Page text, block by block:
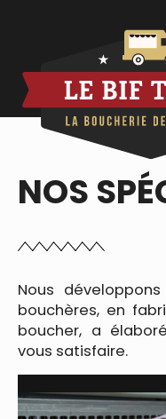
NOS
Nous
bouchères, en
boucher, a
vous satisfaire.